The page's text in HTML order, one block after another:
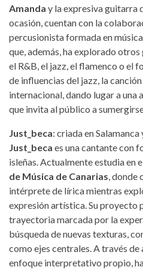
Amanda y la expresiva guitarra
ocasión, cuentan con la
percusionista formada en
que, además, ha explorado
el R&B, el jazz, el flamenco o el
de influencias del jazz, la
internacional, dando lugar a
que invita al público a
Just_beca: criada en
Just_beca es una cantante con
isleñas. Actualmente estudia en
de Música de Canarias, donde
intérprete de lírica mientras
expresión artística. Su proyecto
trayectoria marcada por la
búsqueda de nuevas texturas,
como ejes centrales. A través
enfoque interpretativo propio,